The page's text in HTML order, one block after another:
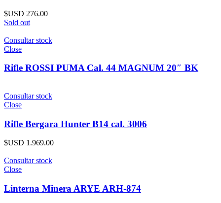
$USD 276.00
Sold out
Consultar stock
Close
Rifle ROSSI PUMA Cal. 44 MAGNUM 20″ BK
Consultar stock
Close
Rifle Bergara Hunter B14 cal. 3006
$USD 1.969.00
Consultar stock
Close
Linterna Minera ARYE ARH-874